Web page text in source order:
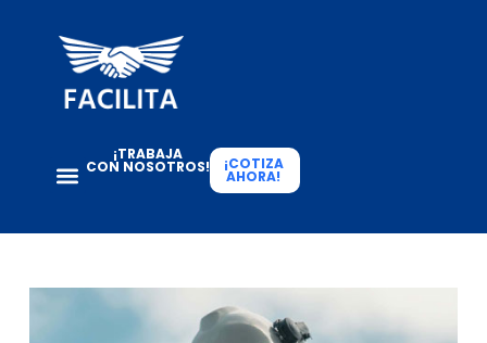
¡TRABAJA
CON NOSOTROS! ¡COTIZA
AHORA!